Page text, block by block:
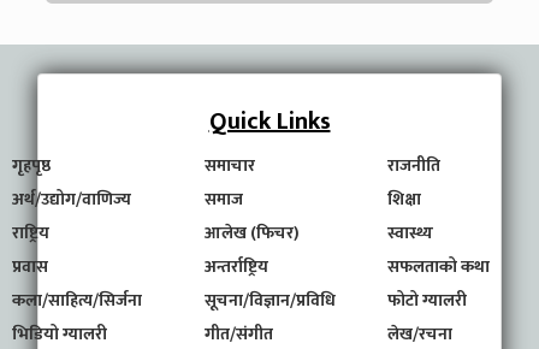
Quick Links
गृहपृष्ठ समाचार
राजनीति
अर्थ/उद्योग/वाणिज्य
समाज
शिक्षा
राष्ट्रिय
आलेख (फिचर)
स्वास्थ्य
प्रवास
अन्तर्राष्ट्रिय
सफलताको कथा
कला/साहित्य/सिर्जना
सूचना/विज्ञान/प्रविधि
फोटो ग्यालरी
भिडियो ग्यालरी
गीत/संगीत
लेख/रचना